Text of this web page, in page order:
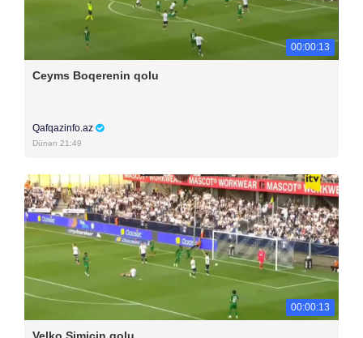
00:00:13
Ceyms Boqerenin qolu
Qafqazinfo.az
Dünən 21:49
00:00:13